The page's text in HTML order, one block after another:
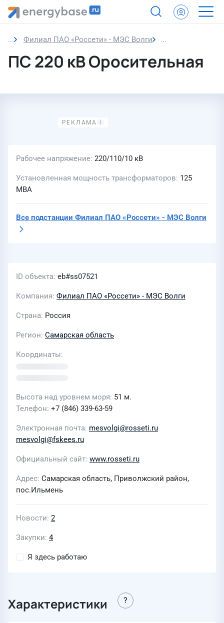
Филиал ПАО «Россети» - МЭС Волги ПС 220 кВ
ПС 220 кВ Оросительная
Рабочее напряжение 220/110/10 кВ
Установленная мощность трансформаторов 125
МВА
Все подстанции Филиал ПАО «Россети» - МЭС Волги
ID объекта eb#ss07521
Компания Филиал ПАО «Россети» - МЭС Волги
Страна Россия
Регион Самарская область
Координаты
Высота над уровнем моря 51 м.
Телефон +7 (846) 339-63-59
Электронная почта mesvolgi@rosseti.ru
mesvolgi@fskees.ru
Официальный сайт www.rosseti.ru
Адрес Самарская область, Приволжский район,
пос.Ильмень
Новости 2
Закупки 4
Я здесь работаю
Характеристики